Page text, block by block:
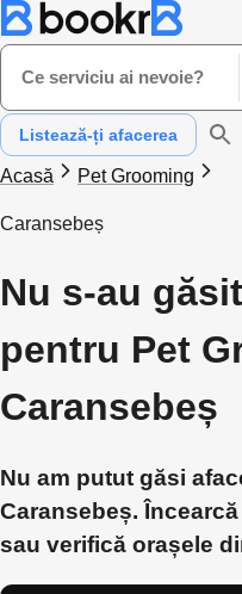
Ce serviciu ai nevoie?
Listează-ți afacerea
Acasă Pet Grooming
Caransebeș
Nu s-au
pentru Pet
Caransebeș
Nu am putut găsi
Caransebeș.
sau verifică orașele